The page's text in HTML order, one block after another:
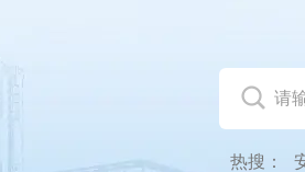
热搜：